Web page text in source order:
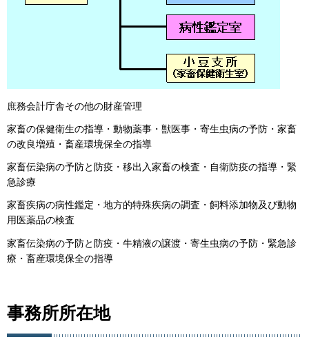
庶務会計庁舎その他の財産管理
家畜の保健衛生の指導・動物薬事・獣医事・寄生虫病の予防・家畜
の改良増殖・畜産環境保全の指導
家畜伝染病の予防と防疫・移出入家畜の検査・自衛防疫の指導・緊
急診療
家畜疾病の病性鑑定・地方的特殊疾病の調査・飼料添加物及び動物
用医薬品の検査
家畜伝染病の予防と防疫・牛精液の譲渡・寄生虫病の予防・緊急診
療・畜産環境保全の指導
事務所所在地